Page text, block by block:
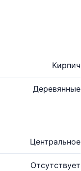
Кирпич
Деревянные
Центральное
Отсутствует